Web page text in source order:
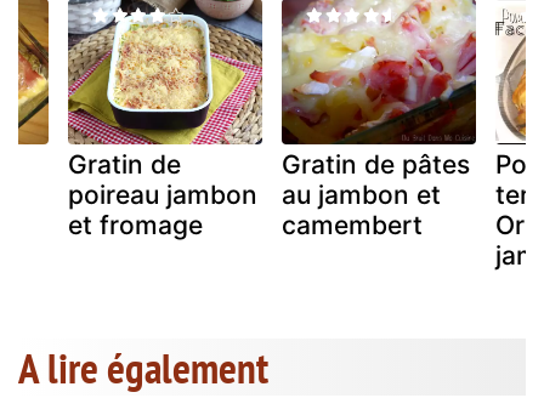
Gratin de
poireau jambon
et fromage
Gratin de pâtes
au jambon et
camembert
A lire également